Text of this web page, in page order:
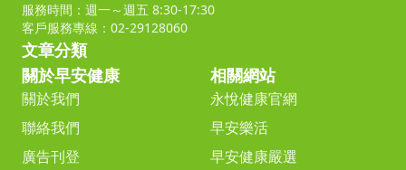
服務時間：週一～週五 8:30-17:30
客戶服務專線：02-29128060
文章分類
關於早安健康
關於我們
聯絡我們
廣告刊登
相關網站
永悅健康官網
早安樂活
早安健康嚴選